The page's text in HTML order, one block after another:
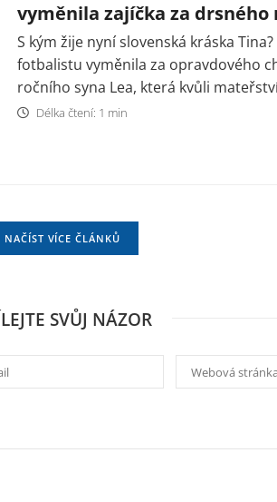
vyměnila zajíčka za drsného
S kým žije nyní slovenská kráska
fotbalistu vyměnila za opravdového
ročního syna Lea, která kvůli
Délka čtení: 1 min
NAČÍST VÍCE ČLÁNKŮ
SVŮJ NÁZOR